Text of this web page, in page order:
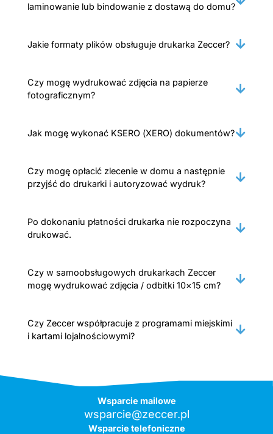
laminowanie lub bindowanie z dostawą do domu?
Jakie formaty plików obsługuje drukarka Zeccer?
Czy mogę wydrukować zdjęcia na papierze
fotograficznym?
Jak mogę wykonać KSERO (XERO) dokumentów?
Czy mogę opłacić zlecenie w domu a następnie
przyjść do drukarki i autoryzować wydruk?
Po dokonaniu płatności drukarka nie rozpoczyna
drukować.
Czy w samoobsługowych drukarkach Zeccer
mogę wydrukować zdjęcia / odbitki 10×15 cm?
Czy Zeccer współpracuje z programami miejskimi
i kartami lojalnościowymi?
Wsparcie mailowe
wsparcie@zeccer.pl
Wsparcie telefoniczne